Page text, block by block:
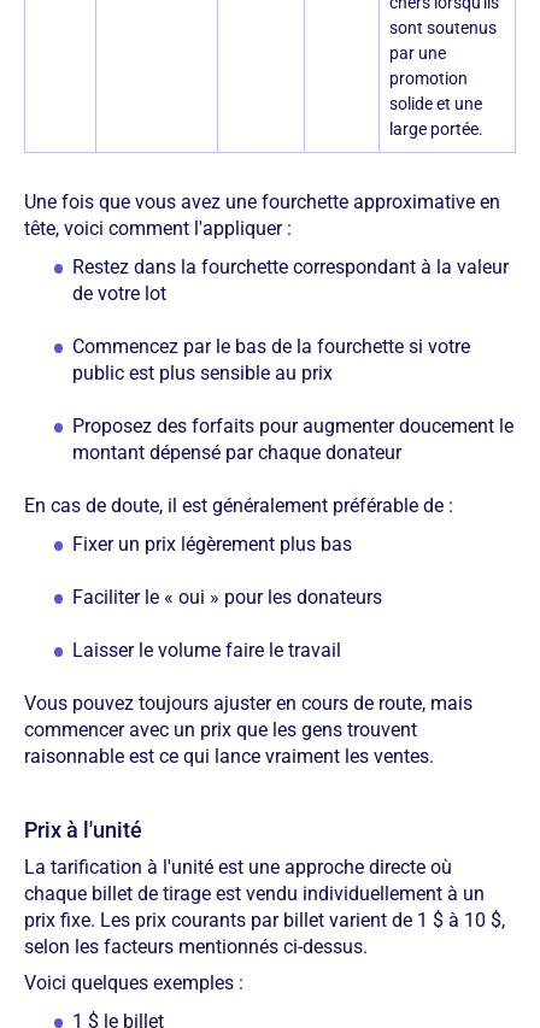
sont soutenus
par une
promotion
solide et une
large portée.
Une fois que vous avez une fourchette approximative en
tête, voici comment l'appliquer :
Restez dans la fourchette correspondant à la valeur
de votre lot
Commencez par le bas de la fourchette si votre
public est plus sensible au prix
Proposez des forfaits pour augmenter doucement le
montant dépensé par chaque donateur
En cas de doute, il est généralement préférable de :
Fixer un prix légèrement plus bas
Faciliter le « oui » pour les donateurs
Laisser le volume faire le travail
Vous pouvez toujours ajuster en cours de route, mais
commencer avec un prix que les gens trouvent
raisonnable est ce qui lance vraiment les ventes.
Prix à l'unité
La tarification à l'unité est une approche directe où
chaque billet de tirage est vendu individuellement à un
prix fixe. Les prix courants par billet varient de 1 $ à 10 $,
selon les facteurs mentionnés ci-dessus.
Voici quelques exemples :
1 $ le billet